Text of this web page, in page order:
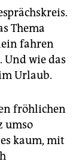
Thema
fahren
wie das
Urlaub.
fröhlichen
umso
kaum, mit